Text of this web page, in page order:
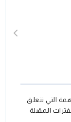
التي تتعلق
المقبلة